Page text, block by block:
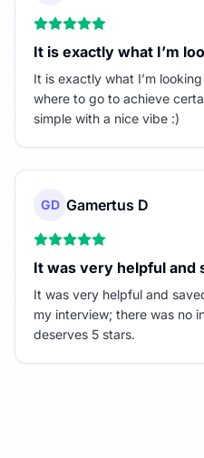
It is exactly what I’m
It is exactly what I’m
where to go to achieve
simple with a nice vibe :)
GD Gamertus D
It was very helpful and
It was very helpful and
my interview; there was no
deserves 5 stars.